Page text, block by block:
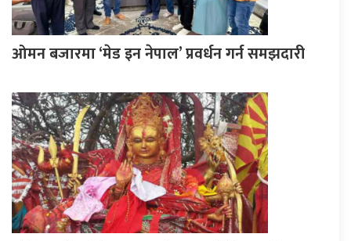
ओमन बजारमा ‘मेड इन नेपाल’ प्रवर्धन गर्न समझदारी